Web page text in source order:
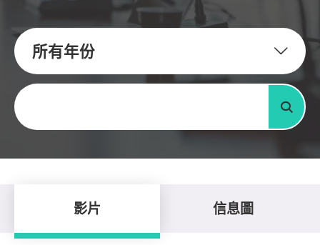
所有年份
關鍵字
搜尋
影片 信息圖